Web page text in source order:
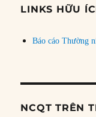
đề
LINKS HỮU
Báo cáo Thường
NCQT TRÊN